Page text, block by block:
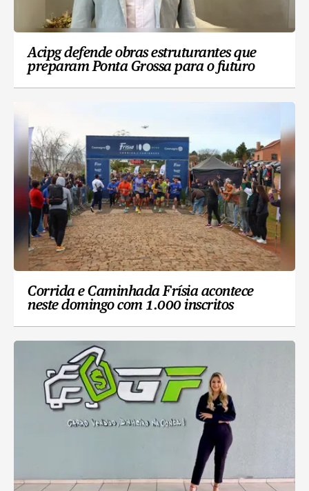
Acipg defende obras estruturantes que
preparam Ponta Grossa para o futuro
Corrida e Caminhada Frísia acontece
neste domingo com 1.000 inscritos